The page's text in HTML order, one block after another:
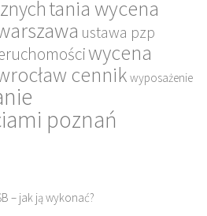
tania wycena
ustawa pzp
wycena
cennik wyposażenie
poznań
– jak ją wykonać?